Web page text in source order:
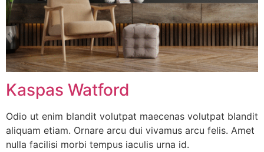
Kaspas Watford
Odio ut enim blandit volutpat maecenas volutpat blandit
aliquam etiam. Ornare arcu dui vivamus arcu felis. Amet
nulla facilisi morbi tempus iaculis urna id.